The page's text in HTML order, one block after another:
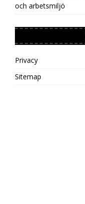
och arbetsmiljö
Privacy
Sitemap